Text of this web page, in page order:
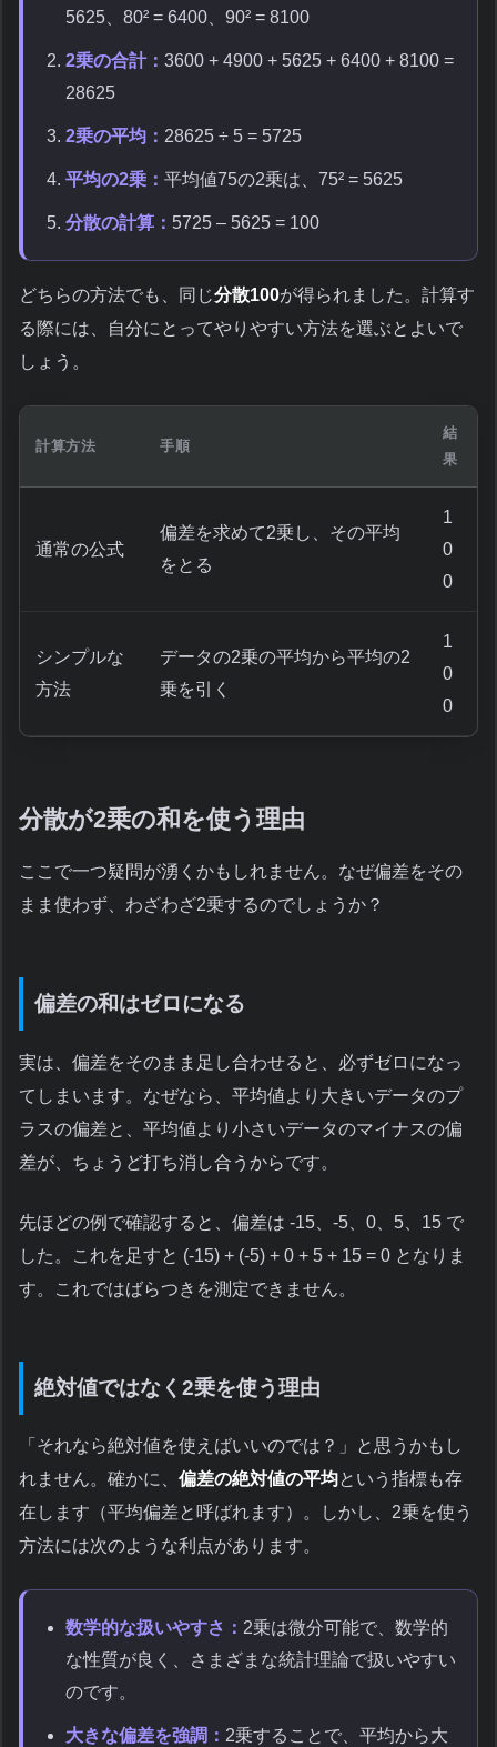
5625、80² = 6400、90² = 8100
2乗の合計： 3600 + 4900 + 5625 + 6400 + 8100 =
28625
2乗の平均： 28625 ÷ 5 = 5725
平均の2乗： 平均値75の2乗は、75² = 5625
分散の計算： 5725 – 5625 = 100
どちらの方法でも、同じ分散100が得られました。計算す
る際には、自分にとってやりやすい方法を選ぶとよいで
しょう。
計算方法 手順
結
果
通常の公式
偏差を求めて2乗し、その平均
をとる
1
0
0
シンプルな
方法
データの2乗の平均から平均の2
乗を引く
1
0
0
分散が2乗の和を使う理由
ここで一つ疑問が湧くかもしれません。なぜ偏差をその
まま使わず、わざわざ2乗するのでしょうか？
偏差の和はゼロになる
実は、偏差をそのまま足し合わせると、必ずゼロになっ
てしまいます。なぜなら、平均値より大きいデータのプ
ラスの偏差と、平均値より小さいデータのマイナスの偏
差が、ちょうど打ち消し合うからです。
先ほどの例で確認すると、偏差は -15、-5、0、5、15 で
した。これを足すと (-15) + (-5) + 0 + 5 + 15 = 0 となりま
す。これではばらつきを測定できません。
絶対値ではなく2乗を使う理由
「それなら絶対値を使えばいいのでは？」と思うかもし
れません。確かに、 偏差の絶対値の平均という指標も存
在します（平均偏差と呼ばれます）。しかし、2乗を使う
方法には次のような利点があります。
数学的な扱いやすさ： 2乗は微分可能で、数学的
な性質が良く、さまざまな統計理論で扱いやすい
のです。
大きな偏差を強調： 2乗することで、平均から大